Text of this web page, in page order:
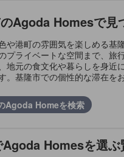
Agoda Homesで見
や港町の雰囲気を楽しめる基
プライベートな空間まで、旅
地元の食文化や暮らしを身近
。基隆市での個性的な滞在を
Agoda Homeを検索
Homesを選ぶ